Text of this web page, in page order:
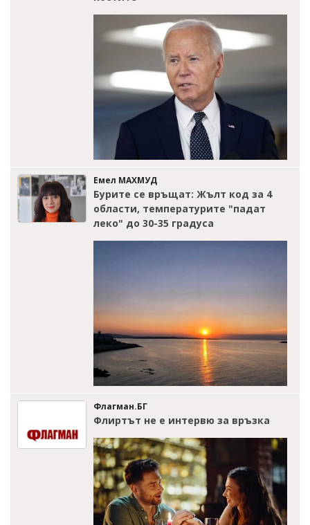
Емел МАХМУД
Бурите се връщат: Жълт код за 4
области, температурите "падат
леко" до 30-35 градуса
Флагман.БГ
Флиртът не е интервю за връзка